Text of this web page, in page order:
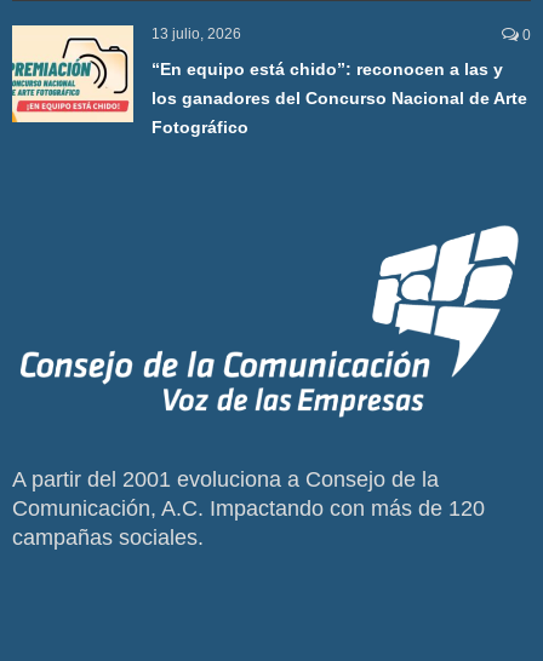
13 julio, 2026 0
“En equipo está chido”: reconocen a las y
los ganadores del Concurso Nacional de Arte
Fotográfico
A partir del 2001 evoluciona a Consejo de la
Comunicación, A.C. Impactando con más de 120
campañas sociales.